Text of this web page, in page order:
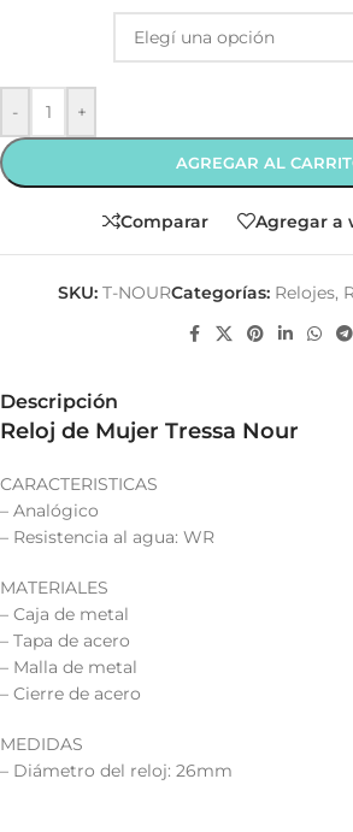
- +
AGREGAR AL
Comparar Agregar a
SKU: T-NOURCategorías: Relojes,
Descripción
Reloj de Mujer Tressa Nour
CARACTERISTICAS
– Analógico
– Resistencia al agua: WR
MATERIALES
– Caja de metal
– Tapa de acero
– Malla de metal
– Cierre de acero
MEDIDAS
– Diámetro del reloj: 26mm